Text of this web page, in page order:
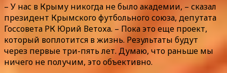
– У нас в Крыму никогда не было академии, – сказал
президент Крымского футбольного союза, депутата
Госсовета РК Юрий Ветоха. – Пока это еще проект,
который воплотится в жизнь. Результаты будут
через первые три-пять лет. Думаю, что раньше мы
ничего не получим, это объективно.